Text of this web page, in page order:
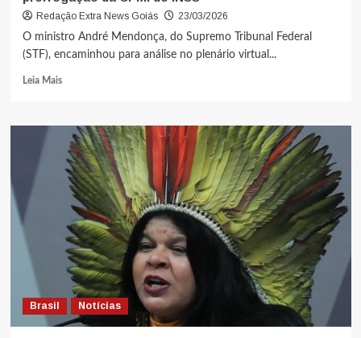
Redação Extra News Goiás
23/03/2026
O ministro André Mendonça, do Supremo Tribunal Federal
(STF), encaminhou para análise no plenário virtual...
Leia Mais
Brasil Notícias